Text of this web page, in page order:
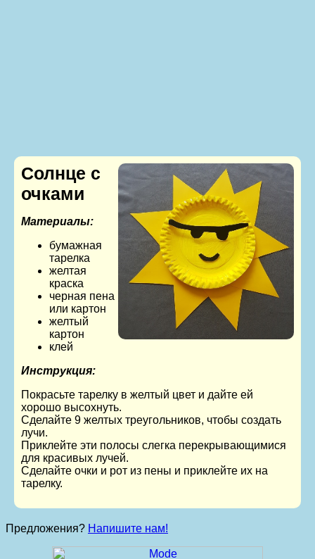
Солнце с
очками
Материалы:
бумажная
тарелка
желтая
краска
черная пена
или картон
желтый
картон
клей
Инструкция:
Покрасьте тарелку в желтый цвет и дайте ей
хорошо высохнуть.
Сделайте 9 желтых треугольников, чтобы создать
лучи.
Приклейте эти полосы слегка перекрывающимися
для красивых лучей.
Сделайте очки и рот из пены и приклейте их на
тарелку.
Предложения? Напишите нам!